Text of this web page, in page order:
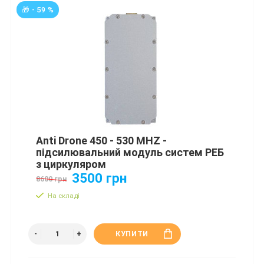
🎁 - 59 %
Anti Drone 450 - 530 MHZ -
підсилювальний модуль систем РЕБ
з циркуляром
8600 грн 3500 грн
На складі
КУПИТИ